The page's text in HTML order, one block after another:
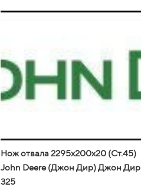
Нож отвала 2295х200х20 (Ст.45)
John Deere (Джон Дир) Джон Дир
325